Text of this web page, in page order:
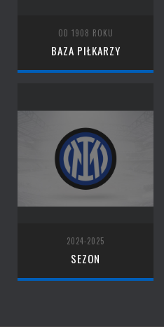
OD 1908 ROKU
BAZA PIŁKARZY
2024-2025
SEZON